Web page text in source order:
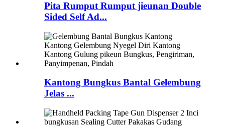
Pita Rumput Rumput jieunan Double
Sided Self Ad...
Kantong Bungkus Bantal Gelembung
Jelas ...